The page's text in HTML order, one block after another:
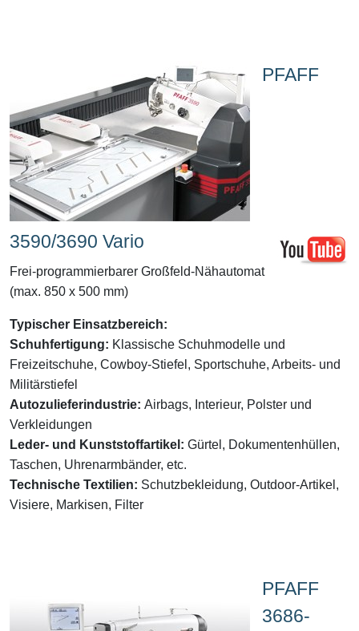
PFAFF
3590/3690 Vario
Frei-programmierbarer Großfeld-Nähautomat
(max. 850 x 500 mm)
Typischer Einsatzbereich:
Schuhfertigung: Klassische Schuhmodelle und
Freizeitschuhe, Cowboy-Stiefel, Sportschuhe, Arbeits- und
Militärstiefel
Autozulieferindustrie: Airbags, Interieur, Polster und
Verkleidungen
Leder- und Kunststoffartikel: Gürtel, Dokumentenhüllen,
Taschen, Uhrenarmbänder, etc.
Technische Textilien: Schutzbekleidung, Outdoor-Artikel,
Visiere, Markisen, Filter
PFAFF
3686-